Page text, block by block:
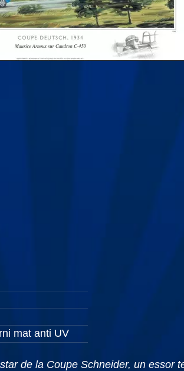
mat anti UV
de la Coupe Schneider, un essor